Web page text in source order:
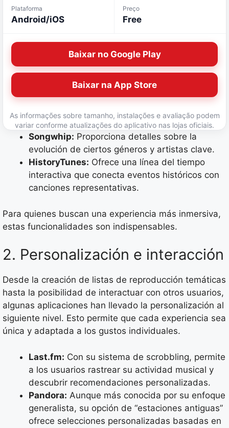
Plataforma
Android/iOS
Preço
Free
Baixar no Google Play
Baixar na App Store
As informações sobre tamanho, instalações e avaliação podem
variar conforme atualizações do aplicativo nas lojas oficiais.
Songwhip: Proporciona detalles sobre la
evolución de ciertos géneros y artistas clave.
HistoryTunes: Ofrece una línea del tiempo
interactiva que conecta eventos históricos con
canciones representativas.
Para quienes buscan una experiencia más inmersiva,
estas funcionalidades son indispensables.
2. Personalización e interacción
Desde la creación de listas de reproducción temáticas
hasta la posibilidad de interactuar con otros usuarios,
algunas aplicaciones han llevado la personalización al
siguiente nivel. Esto permite que cada experiencia sea
única y adaptada a los gustos individuales.
Last.fm: Con su sistema de scrobbling, permite
a los usuarios rastrear su actividad musical y
descubrir recomendaciones personalizadas.
Pandora: Aunque más conocida por su enfoque
generalista, su opción de “estaciones antiguas”
ofrece selecciones personalizadas basadas en